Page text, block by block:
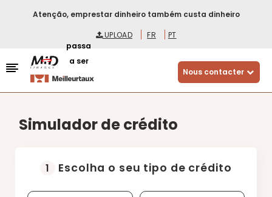
Atenção, emprestar dinheiro também custa dinheiro
UPLOAD
FR
PT
passa
a ser
Nous contacter
Simulador de crédito
1 Escolha o seu tipo de crédito